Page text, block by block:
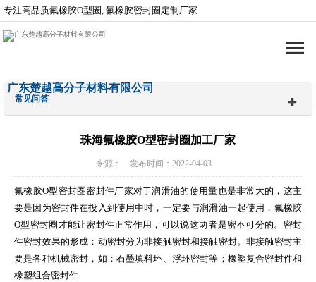
专注高品质氟橡胶O型圈, 氟橡胶密封圈定制厂家
广东楚越高分子材料有限公司
常见问答
珠海氟橡胶O型密封圈加工厂家
来源： 发布时间：2022-04-03
氟橡胶O型密封圈密封件厂家对于润滑油的使用量也是非常大的，这主
要是因为密封件在投入到使用中时，一定要与润滑油一起使用，氟橡胶
O型密封圈才能让密封件正常作用，可以说这两者是密不可分的。密封
件密封效果的形成：动密封分为非接触密封和接触密封。非接触密封主
要是各种机械密封，如：石墨填料环、浮环密封等；橡塑复合密封件和
橡塑组合密封件